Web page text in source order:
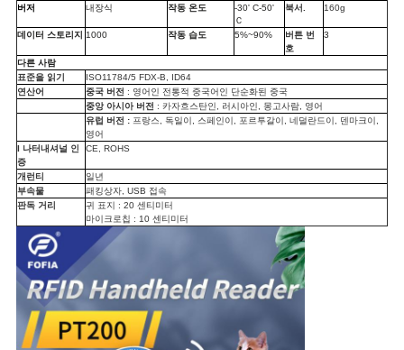
인
용
문
을
요
구
하
세
요
버저 내장식 작동 온도
-30' C-50'
Ｃ
북서. 160g
데이터 스토리지 1000 작동 습도 5%~90%
버튼 번
호
3
다른 사람
표준을 읽기
ISO11784/5 FDX-B, ID64
연산어
중국 버전 : 영어인 전통적 중국어인 단순화된 중국
중앙 아시아 버전 : 카자흐스탄인, 러시아인, 몽고사람, 영어
유럽 버전 :프랑스, 독일이, 스페인이, 포르투갈이, 네덜란드이, 덴마크이,
영어
나터내셔널 인
증
CE, ROHS
개런티
일년
부속물
패킹상자, USB 접속
판독 거리
귀 표지 : 20 센티미터
마이크로칩 : 10 센티미터